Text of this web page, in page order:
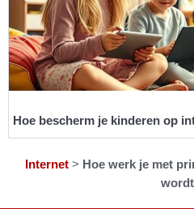
Hoe bescherm je kinderen op
Internet > Hoe werk je met